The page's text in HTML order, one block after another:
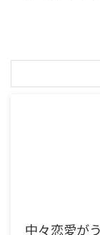
中々恋愛が